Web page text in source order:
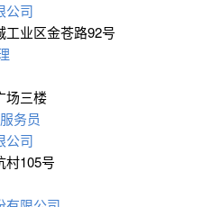
公司
业区金苍路92号
场三楼
服务员
公司
村105号